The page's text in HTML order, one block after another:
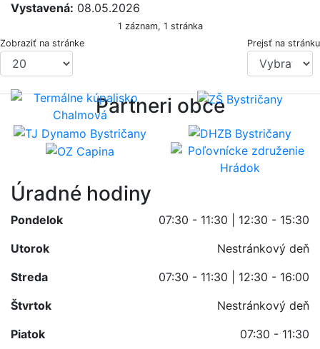
Vystavená: 08.05.2026
1 záznam, 1 stránka
Zobraziť na stránke
Prejsť na stránku
Partneri obce
Úradné hodiny
Pondelok
07:30 - 11:30 | 12:30 - 15:30
Utorok
Nestránkový deň
Streda
07:30 - 11:30 | 12:30 - 16:00
Štvrtok
Nestránkový deň
Piatok
07:30 - 11:30